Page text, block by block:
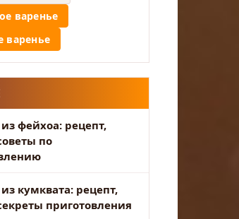
варенье
варенье
фейхоа: рецепт,
по
кумквата: рецепт,
приготовления